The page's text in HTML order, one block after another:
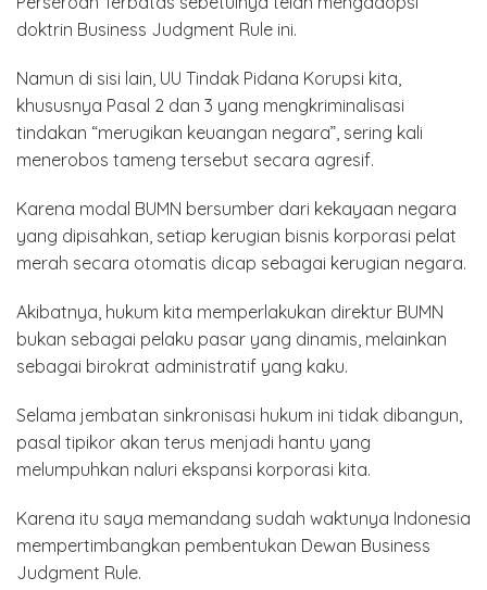
doktrin Business Judgment Rule ini.
Namun di sisi lain, UU Tindak Pidana Korupsi kita,
khususnya Pasal 2 dan 3 yang mengkriminalisasi
tindakan “merugikan keuangan negara”, sering kali
menerobos tameng tersebut secara agresif.
Karena modal BUMN bersumber dari kekayaan negara
yang dipisahkan, setiap kerugian bisnis korporasi pelat
merah secara otomatis dicap sebagai kerugian negara.
Akibatnya, hukum kita memperlakukan direktur BUMN
bukan sebagai pelaku pasar yang dinamis, melainkan
sebagai birokrat administratif yang kaku.
Selama jembatan sinkronisasi hukum ini tidak dibangun,
pasal tipikor akan terus menjadi hantu yang
melumpuhkan naluri ekspansi korporasi kita.
Karena itu saya memandang sudah waktunya Indonesia
mempertimbangkan pembentukan Dewan Business
Judgment Rule.